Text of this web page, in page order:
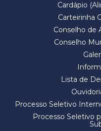
Cardápio
Carteirinha
Conselho de
Conselho
Lista de
Processo Seletivo
Processo Seletivo